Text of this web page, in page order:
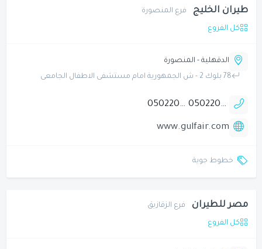
طيران الخليج فرع المنصورة
كل الفروع
الدقهلية - المنصورة
78 بلوك 2 - ش الجمهورية امام مستشفى الاطفال الجامعى
0502202509
0502202520
www.gulfair.com
خطوط جوية
مصر للطيران فرع الزقازيق
كل الفروع